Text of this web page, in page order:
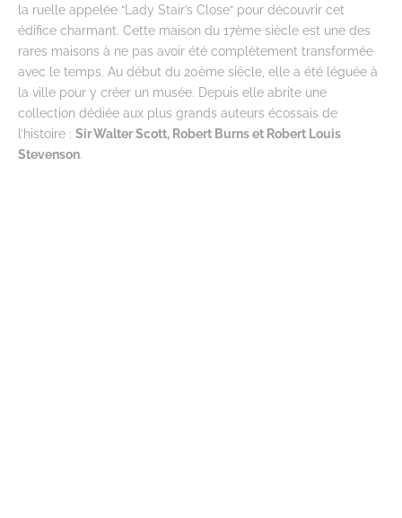
la ruelle appelée “Lady Stair’s Close“ pour découvrir cet
édifice charmant. Cette maison du 17ème siècle est une des
rares maisons à ne pas avoir été complètement transformée
avec le temps. Au début du 20ème siècle, elle a été léguée à
la ville pour y créer un musée. Depuis elle abrite une
collection dédiée aux plus grands auteurs écossais de
l’histoire : Sir Walter Scott, Robert Burns et Robert Louis
Stevenson.